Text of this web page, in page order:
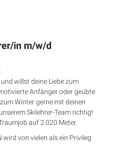
in m/w/d
willst deine Liebe zum
Anfänger oder geübte
Winter gerne mit deinen
Skilehrer-Team richtig!
auf 2.020 Meter.
wird von vielen als ein Privileg